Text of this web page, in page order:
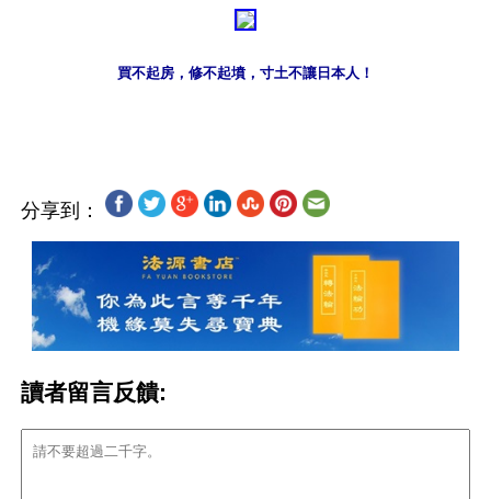
買不起房，修不起墳，寸土不讓日本人！
分享到：
讀者留言反饋: